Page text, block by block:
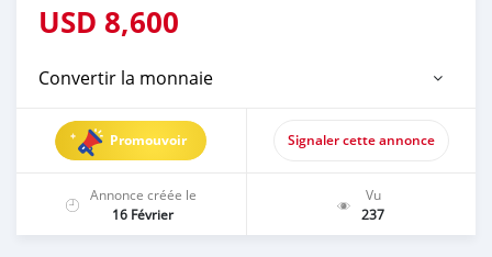
USD 8,600
Convertir la monnaie
Promouvoir Signaler cette annonce
Annonce créée le
16 Février
Vu
237